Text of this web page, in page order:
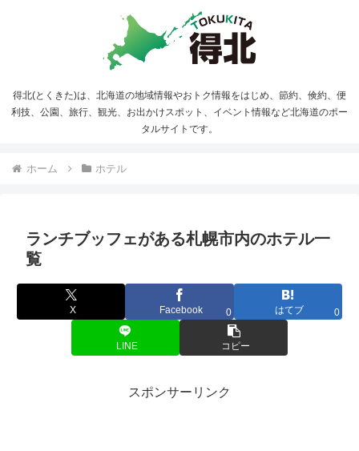
得北(とくきた)は、北海道の地域情報やおトク情報をはじめ、節約、倹約、便
利技、公園、旅行、観光、お出かけスポット、イベント情報など北海道のポー
タルサイトです。
ホーム ホテル
ランチブッフェがある札幌市内のホテル一
覧
X Facebook 0 はてブ 0
LINE コピー
スポンサーリンク